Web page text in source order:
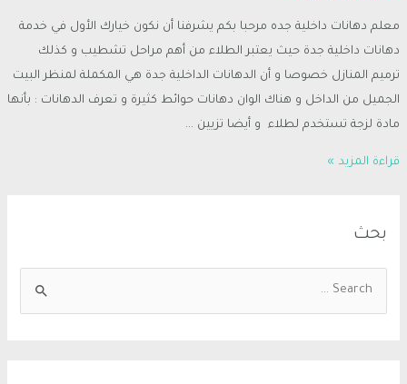
معلم دهانات داخلية جده مرحبا بكم يشرفنا أن نكون خيارك الأول في خدمة
دهانات داخلية جدة حيث يعتبر الطلاء من أهم مراحل تشطيب و كذلك
ترميم المنازل خصوصا و أن الدهانات الداخلية جدة هي المكملة لمنظر البيت
الجميل من الداخل و هناك الوان دهانات حوائط كثيرة و تعرف الدهانات : بأنها
مادة لزجة تستخدم لطلاء و أيضا تزيين …
قراءة المزيد »
بحث